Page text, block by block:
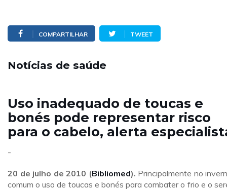
COMPARTILHAR TWEET
Notícias de saúde
Uso inadequado de toucas e
bonés pode representar risco
para o cabelo, alerta
-
20 de julho de 2010 (Bibliomed). Principalmente no
comum o uso de toucas e bonés para combater o frio e o